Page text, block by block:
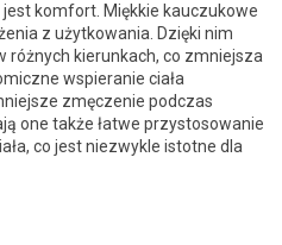
komfort. Miękkie kauczukowe
z użytkowania. Dzięki nim
różnych kierunkach, co zmniejsza
wspieranie ciała
zmęczenie podczas
one także łatwe przystosowanie
co jest niezwykle istotne dla